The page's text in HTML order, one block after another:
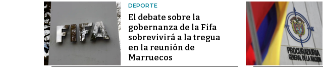
DEPORTE
El debate sobre la
gobernanza de la Fifa
sobrevivirá a la tregua
en la reunión de
Marruecos